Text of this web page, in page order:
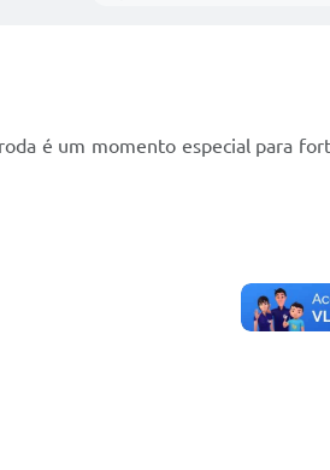
é um momento especial para